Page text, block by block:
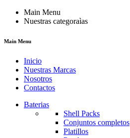
Main Menu
Nuestras categoraìas
Main Menu
Inicio
Nuestras Marcas
Nosotros
Contactos
Baterias
Shell Packs
Conjuntos completos
Platillos